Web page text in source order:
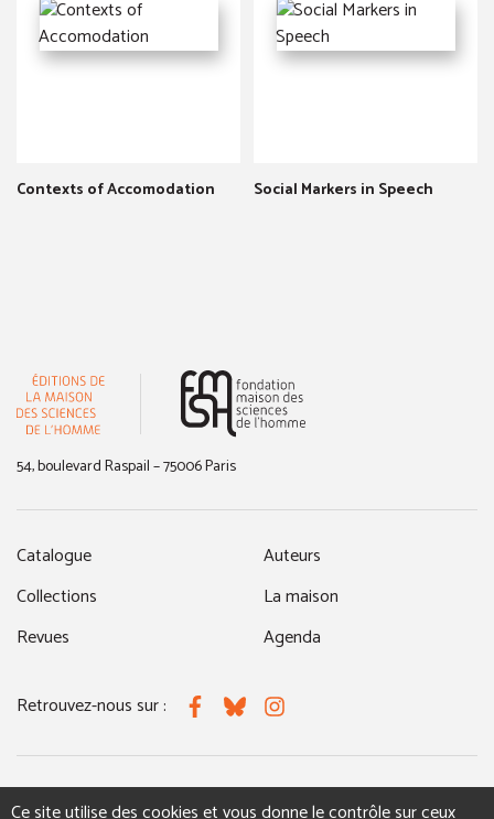
Contexts of Accomodation Social Markers in Speech
54, boulevard Raspail – 75006 Paris
Catalogue
Collections
Revues
Auteurs
La maison
Agenda
Retrouvez-nous sur : FacebookBlueskyInstagram
Ce site utilise des cookies et vous donne le contrôle sur ceux